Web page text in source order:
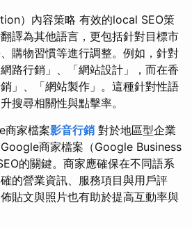
）內容策略 有效的local SEO策
譯為其他語言，更包括針對目標市
購物習慣等進行調整。例如，針對
路行銷」、「網站設計」，而在香
」、「網站製作」。這種針對性語
搜尋相關性與點擊率。
商家檔案影音行銷 對於地區型企業
商家檔案（Google Business
的關鍵。商家應確保在不同語系
的營業資訊、服務項目與用戶評
貼文與照片也有助於提高互動率與